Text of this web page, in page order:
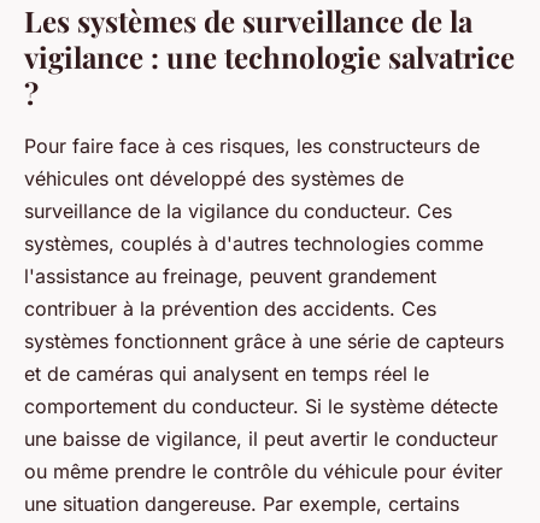
Les systèmes de surveillance de la
vigilance : une technologie salvatrice
?
Pour faire face à ces risques, les constructeurs de
véhicules ont développé des systèmes de
surveillance de la vigilance du conducteur. Ces
systèmes, couplés à d'autres technologies comme
l'assistance au freinage, peuvent grandement
contribuer à la prévention des accidents. Ces
systèmes fonctionnent grâce à une série de capteurs
et de caméras qui analysent en temps réel le
comportement du conducteur. Si le système détecte
une baisse de vigilance, il peut avertir le conducteur
ou même prendre le contrôle du véhicule pour éviter
une situation dangereuse. Par exemple, certains